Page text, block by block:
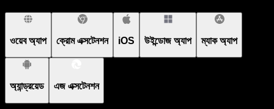
ওয়েব অ্যাপ ক্রোম এক্সটেনশন iOS উইন্ডোজ অ্যাপ ম্যাক অ্যাপ
অ্যান্ড্রয়েড এজ এক্সটেনশন